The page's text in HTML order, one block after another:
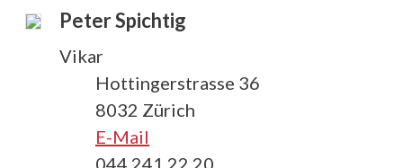
Peter Spichtig
Vikar
Hottingerstrasse 36
8032 Zürich
E-Mail
044 241 22 20